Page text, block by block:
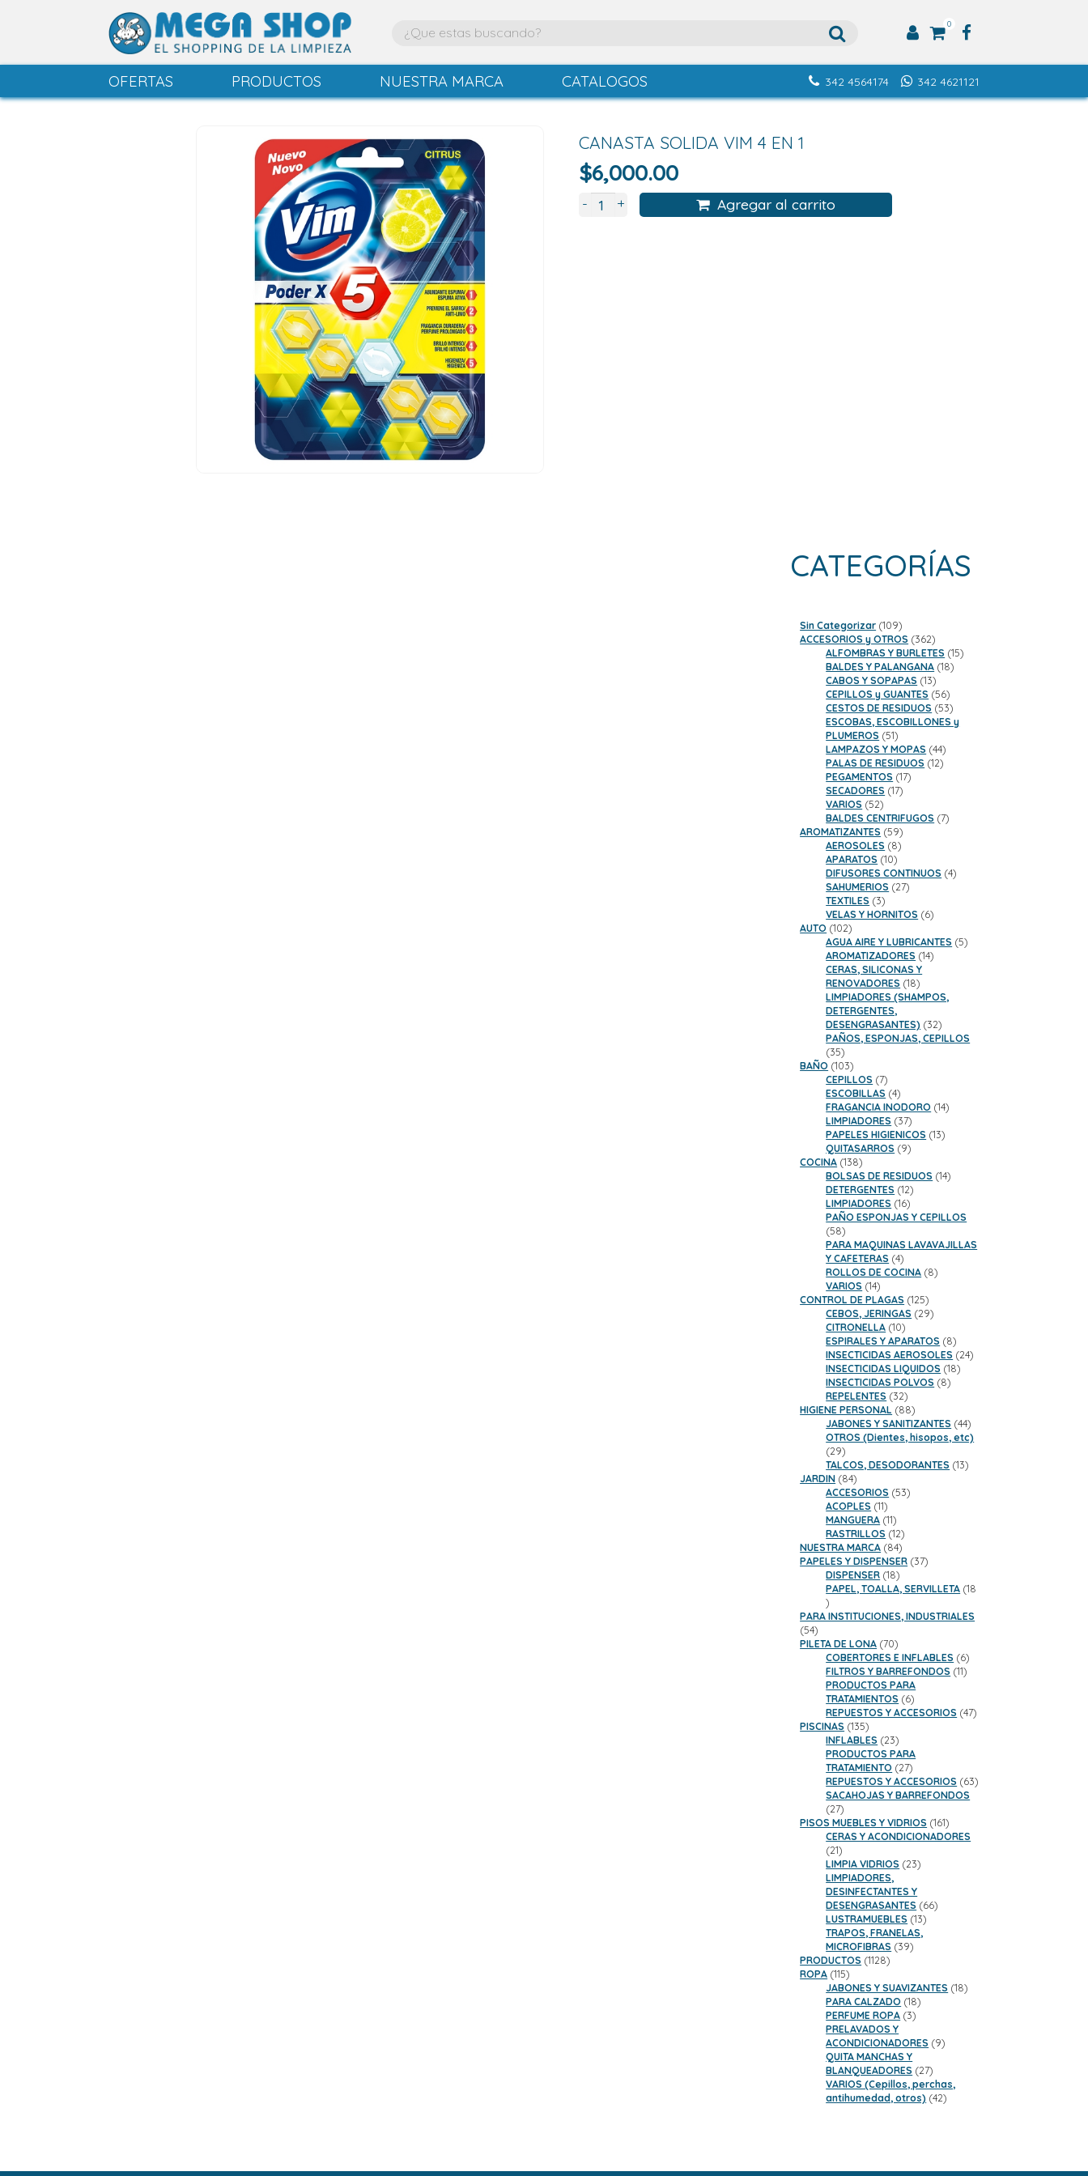
0
OFERTAS PRODUCTOS NUESTRA MARCA CATALOGOS 342 4621121
342 4564174
CANASTA SOLIDA VIM 4 EN 1
$6,000.00
- + Agregar al carrito
CATEGORÍAS
Sin Categorizar 109109
productos
ACCESORIOS y OTROS 362362
productos
ALFOMBRAS Y BURLETES 1515
BALDES Y PALANGANA 1818
CABOS Y SOPAPAS 1313
productos
CEPILLOS y GUANTES 5656
productos
CESTOS DE RESIDUOS 5353
productos
ESCOBAS, ESCOBILLONES y
PLUMEROS 5151
productos
LAMPAZOS Y MOPAS 4444
productos
PALAS DE RESIDUOS 1212
PEGAMENTOS 1717
SECADORES 1717
VARIOS 5252
productos
BALDES CENTRIFUGOS 77
AROMATIZANTES 5959
productos
AEROSOLES 88
APARATOS 1010
productos
DIFUSORES CONTINUOS 44
SAHUMERIOS 2727
TEXTILES 33
productos
VELAS Y HORNITOS 66
AUTO 102102
productos
AGUA AIRE Y LUBRICANTES 55
AROMATIZADORES 1414
CERAS, SILICONAS Y
RENOVADORES 1818
productos
LIMPIADORES (SHAMPOS,
DETERGENTES,
DESENGRASANTES) 3232
productos
PAÑOS, ESPONJAS, CEPILLOS
3535
productos
BAÑO 103103
productos
CEPILLOS 77
productos
ESCOBILLAS 44
productos
FRAGANCIA INODORO 1414
LIMPIADORES 3737
productos
PAPELES HIGIENICOS 1313
QUITASARROS 99
COCINA 138138
productos
BOLSAS DE RESIDUOS 1414
DETERGENTES 1212
productos
LIMPIADORES 1616
productos
PAÑO ESPONJAS Y CEPILLOS
5858
productos
PARA MAQUINAS LAVAVAJILLAS
Y CAFETERAS 44
productos
ROLLOS DE COCINA 88
VARIOS 1414
productos
CONTROL DE PLAGAS 125125
productos
CEBOS, JERINGAS 2929
CITRONELLA 1010
productos
ESPIRALES Y APARATOS 88
productos
INSECTICIDAS AEROSOLES 2424
INSECTICIDAS LIQUIDOS 1818
INSECTICIDAS POLVOS 88
REPELENTES 3232
productos
HIGIENE PERSONAL 8888
productos
JABONES Y SANITIZANTES 4444
productos
OTROS (Dientes, hisopos, etc)
2929
productos
TALCOS, DESODORANTES 1313
JARDIN 8484
productos
ACCESORIOS 5353
ACOPLES 1111
productos
MANGUERA 1111
productos
RASTRILLOS 1212
productos
NUESTRA MARCA 8484
productos
PAPELES Y DISPENSER 3737
DISPENSER 1818
productos
PAPEL, TOALLA, SERVILLETA 18
18
productos
PARA INSTITUCIONES, INDUSTRIALES
5454
productos
PILETA DE LONA 7070
productos
COBERTORES E INFLABLES 66
productos
FILTROS Y BARREFONDOS 1111
PRODUCTOS PARA
TRATAMIENTOS 66
productos
REPUESTOS Y ACCESORIOS 4747
PISCINAS 135135
productos
INFLABLES 2323
productos
PRODUCTOS PARA
TRATAMIENTO 2727
productos
REPUESTOS Y ACCESORIOS 6363
SACAHOJAS Y BARREFONDOS
2727
productos
PISOS MUEBLES Y VIDRIOS 161161
productos
CERAS Y ACONDICIONADORES
2121
productos
LIMPIA VIDRIOS 2323
LIMPIADORES,
DESINFECTANTES Y
DESENGRASANTES 6666
LUSTRAMUEBLES 1313
TRAPOS, FRANELAS,
MICROFIBRAS 3939
PRODUCTOS 11281128
ROPA 115115
productos
JABONES Y SUAVIZANTES 1818
PARA CALZADO 1818
PERFUME ROPA 33
PRELAVADOS Y
ACONDICIONADORES 99
QUITA MANCHAS Y
BLANQUEADORES 2727
productos
VARIOS (Cepillos, perchas,
antihumedad, otros) 4242